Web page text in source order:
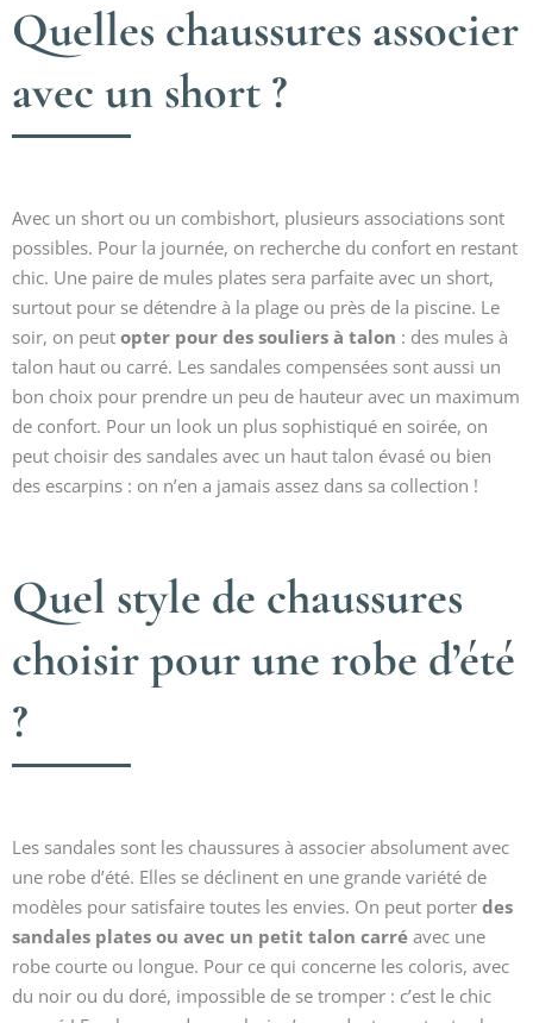
Quelles chaussures associer
avec un short ?
Avec un short ou un combishort, plusieurs associations sont
possibles. Pour la journée, on recherche du confort en restant
chic. Une paire de mules plates sera parfaite avec un short,
surtout pour se détendre à la plage ou près de la piscine. Le
soir, on peut opter pour des souliers à talon : des mules à
talon haut ou carré. Les sandales compensées sont aussi un
bon choix pour prendre un peu de hauteur avec un maximum
de confort. Pour un look un plus sophistiqué en soirée, on
peut choisir des sandales avec un haut talon évasé ou bien
des escarpins : on n’en a jamais assez dans sa collection !
Quel style de chaussures
choisir pour une robe d’été
?
Les sandales sont les chaussures à associer absolument avec
une robe d’été. Elles se déclinent en une grande variété de
modèles pour satisfaire toutes les envies. On peut porter des
sandales plates ou avec un petit talon carré avec une
robe courte ou longue. Pour ce qui concerne les coloris, avec
du noir ou du doré, impossible de se tromper : c’est le chic